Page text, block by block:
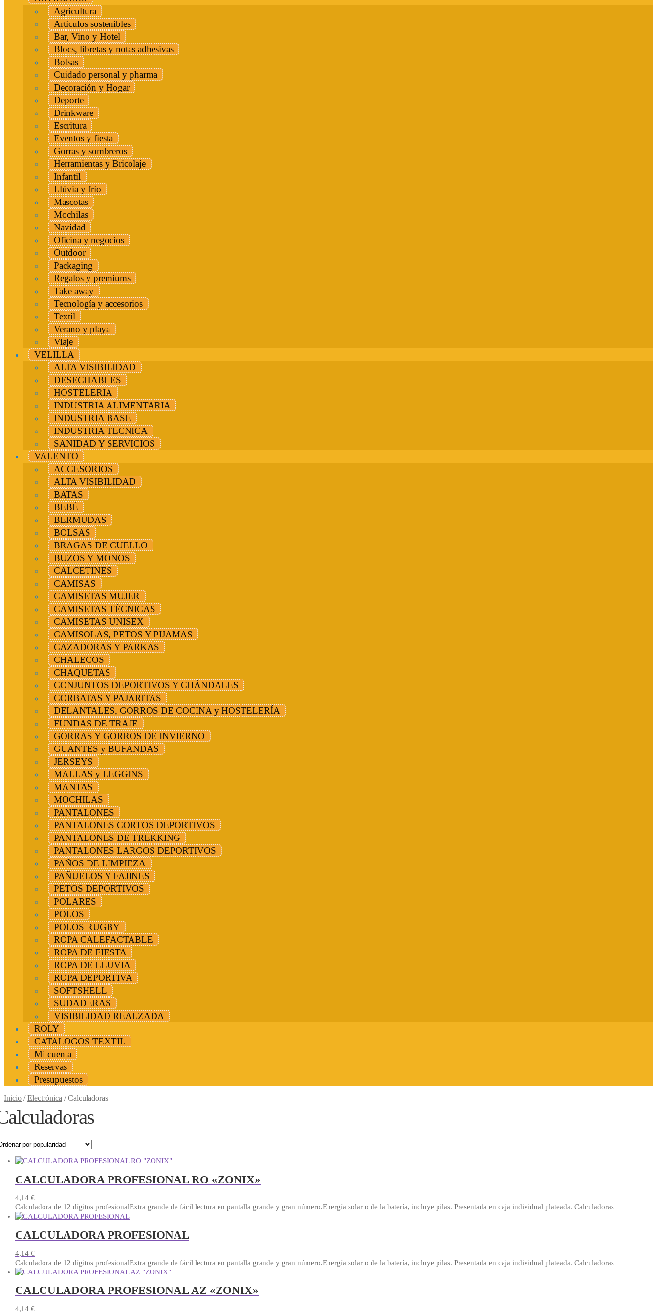
Agricultura
Artículos sostenibles
Bar, Vino y Hotel
Blocs, libretas y notas adhesivas
Bolsas
Cuidado personal y pharma
Decoración y Hogar
Deporte
Drinkware
Escritura
Eventos y fiesta
Gorras y sombreros
Herramientas y Bricolaje
Infantil
Llúvia y frío
Mascotas
Mochilas
Navidad
Oficina y negocios
Outdoor
Packaging
Regalos y premiums
Take away
Tecnología y accesorios
Textil
Verano y playa
Viaje
VELILLA
ALTA VISIBILIDAD
DESECHABLES
HOSTELERIA
INDUSTRIA ALIMENTARIA
INDUSTRIA BASE
INDUSTRIA TECNICA
SANIDAD Y SERVICIOS
VALENTO
ACCESORIOS
ALTA VISIBILIDAD
BATAS
BEBÉ
BERMUDAS
BOLSAS
BRAGAS DE CUELLO
BUZOS Y MONOS
CALCETINES
CAMISAS
CAMISETAS MUJER
CAMISETAS TÉCNICAS
CAMISETAS UNISEX
CAMISOLAS, PETOS Y PIJAMAS
CAZADORAS Y PARKAS
CHALECOS
CHAQUETAS
CONJUNTOS DEPORTIVOS Y CHÁNDALES
CORBATAS Y PAJARITAS
DELANTALES, GORROS DE COCINA y HOSTELERÍA
FUNDAS DE TRAJE
GORRAS Y GORROS DE INVIERNO
GUANTES y BUFANDAS
JERSEYS
MALLAS y LEGGINS
MANTAS
MOCHILAS
PANTALONES
PANTALONES CORTOS DEPORTIVOS
PANTALONES DE TREKKING
PANTALONES LARGOS DEPORTIVOS
PAÑOS DE LIMPIEZA
PAÑUELOS Y FAJINES
PETOS DEPORTIVOS
POLARES
POLOS
POLOS RUGBY
ROPA CALEFACTABLE
ROPA DE FIESTA
ROPA DE LLUVIA
ROPA DEPORTIVA
SOFTSHELL
SUDADERAS
VISIBILIDAD REALZADA
ROLY
CATALOGOS TEXTIL
Mi cuenta
Reservas
Presupuestos
Inicio /Electrónica /Calculadoras
CALCULADORA PROFESIONAL RO «ZONIX»
4,14 €
Calculadora de 12 dígitos profesionalExtra grande de fácil lectura en pantalla grande y gran número.Energía solar o de la batería, incluye pilas. Presentada en caja individual plateada. Calculadoras
CALCULADORA PROFESIONAL
4,14 €
Calculadora de 12 dígitos profesionalExtra grande de fácil lectura en pantalla grande y gran número.Energía solar o de la batería, incluye pilas. Presentada en caja individual plateada. Calculadoras
CALCULADORA PROFESIONAL AZ «ZONIX»
4,14 €